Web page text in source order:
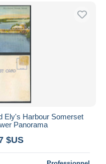
Ely's Harbour Somerset
Panorama
$US